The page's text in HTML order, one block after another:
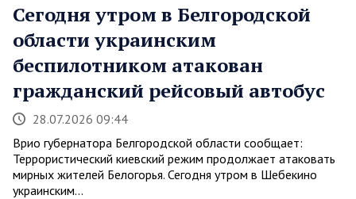
Сегодня утром в Белгородской
области украинским
беспилотником атакован
гражданский рейсовый автобус
28.07.2026 09:44
Врио губернатора Белгородской области сообщает:
Террористический киевский режим продолжает атаковать
мирных жителей Белогорья. Сегодня утром в Шебекино
украинским…